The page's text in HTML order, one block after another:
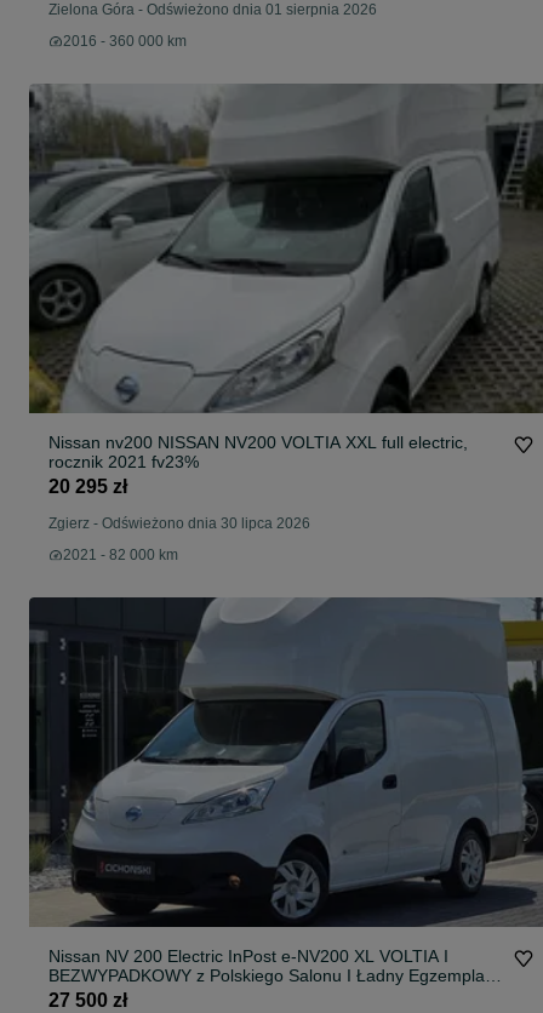
Zielona Góra - Odświeżono dnia 01 sierpnia 2026
2016 - 360 000 km
Nissan nv200 NISSAN NV200 VOLTIA XXL full electric,
rocznik 2021 fv23%
20 295 zł
Zgierz - Odświeżono dnia 30 lipca 2026
2021 - 82 000 km
Nissan NV 200 Electric InPost e-NV200 XL VOLTIA I
BEZWYPADKOWY z Polskiego Salonu I Ładny Egzemplarz
I Serwisowany I Pełna Faktura Vat 23% NV200 Electric
27 500 zł